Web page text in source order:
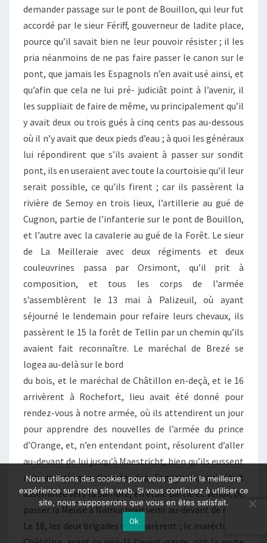
demander passage sur le pont de Bouillon, qui leur fut
accordé par le sieur Fériff, gouverneur de ladite place,
pource qu’il savait bien ne leur pouvoir résister ; il les
pria néanmoins de ne pas faire passer le canon sur le
pont, que jamais les Espagnols n’en avait usé ainsi, et
qu’afin que cela ne lui pré- judiciât point à l’avenir, il
les suppliait de faire de même, vu principalement qu’il
y avait deux ou trois gués à cinq cents pas au-dessous
où il n’y avait que deux pieds d’eau ; à quoi les généraux
lui répondirent que s’ils avaient à passer sur sondit
pont, ils en useraient avec toute la courtoisie qu’il leur
serait possible, ce qu’ils firent ; car ils passèrent la
rivière de Semoy en trois lieux, l’artillerie au gué de
Cugnon, partie de l’infanterie sur le pont de Bouillon,
et l’autre avec la cavalerie au gué de la Forêt. Le sieur
de La Meilleraie avec deux régiments et deux
couleuvrines passa par Orsimont, qu’il prit à
composition, et tous les corps de l’armée
s’assemblèrent le 13 mai à Palizeuil, où ayant
séjourné le lendemain pour refaire leurs chevaux, ils
passèrent le 15 la forêt de Tellin par un chemin qu’ils
avaient fait reconnaître. Le maréchal de Brezé se
logea au-delà sur le bord
du bois, et le maréchal de Châtillon en-deçà, et le 16
arrivèrent à Rochefort, lieu avait été donné pour
rendez-vous à notre armée, où ils attendirent un jour
pour apprendre des nouvelles de l’armée du prince
d’Orange, et, n’en entendant point, résolurent d’aller
au-devant de lui jusqu’à Maestricht, bien qu’ils eussent
avis assuré que l’armée des Espagnols, qui était
assemblée vers la Sambre, en était partie et venait de
passer la Meuse à Namur pour venir au-devant de nous.
Le 18, les deux brigades se séparèrent ; le maréchal de
Nous utilisons des cookies pour vous garantir la meilleure
expérience sur notre site web. Si vous continuez à utiliser ce
site, nous supposerons que vous en êtes satisfait.
Ok